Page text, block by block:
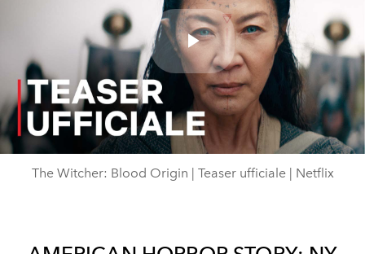
Play
Video
The Witcher: Blood Origin | Teaser ufficiale | Netflix